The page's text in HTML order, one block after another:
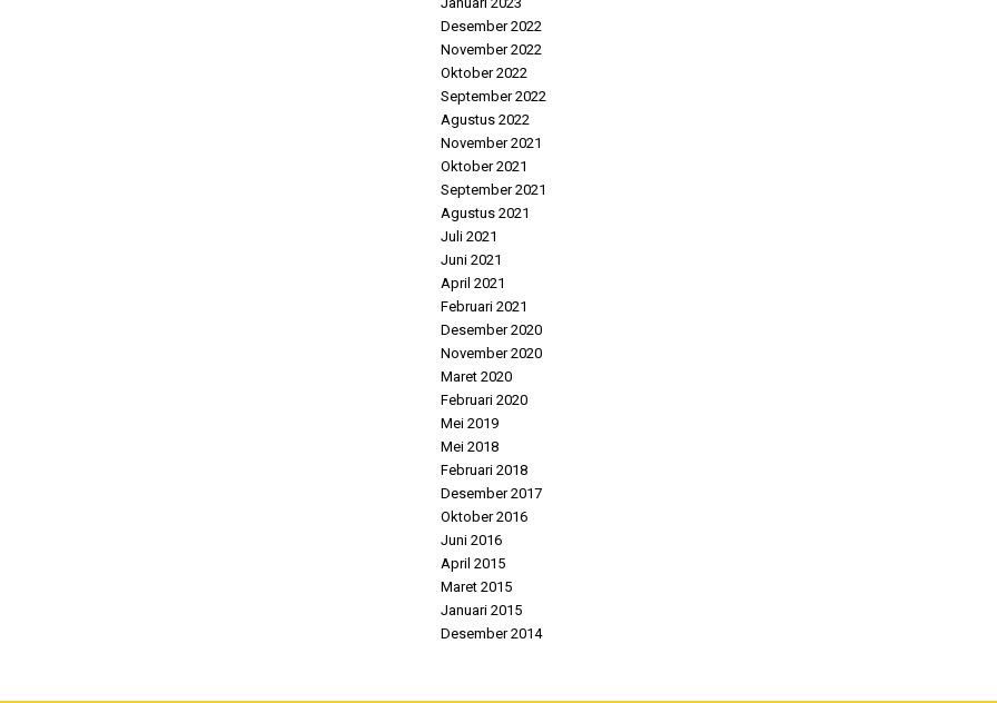
Desember 2022
November 2022
Oktober 2022
September 2022
Agustus 2022
November 2021
Oktober 2021
September 2021
Agustus 2021
Juli 2021
Juni 2021
April 2021
Februari 2021
Desember 2020
November 2020
Maret 2020
Februari 2020
Mei 2019
Mei 2018
Februari 2018
Desember 2017
Oktober 2016
Juni 2016
April 2015
Maret 2015
Januari 2015
Desember 2014